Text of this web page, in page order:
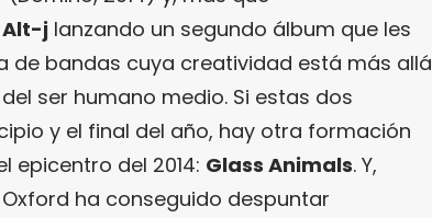
Alt-j lanzando un segundo álbum que les
de bandas cuya creatividad está más allá
ser humano medio. Si estas dos
y el final del año, hay otra formación
epicentro del 2014: Glass Animals. Y,
ha conseguido despuntar